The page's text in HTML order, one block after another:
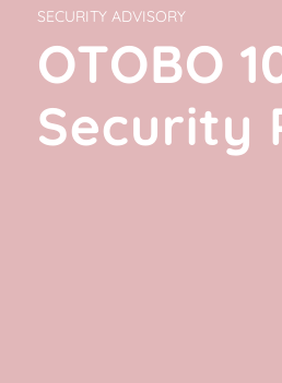
SECURITY ADVISORY
OTOBO
Security